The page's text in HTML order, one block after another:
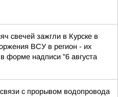
свечей зажгли в Курске в
ВСУ в регион - их
форме надписи "6 августа
с прорывом водопровода